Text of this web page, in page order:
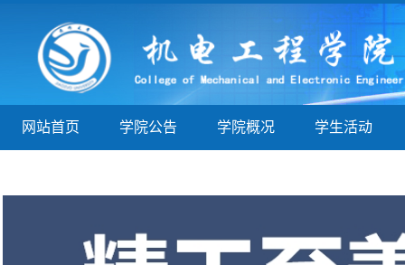
网站首页 学院公告 学院概况 学生活动